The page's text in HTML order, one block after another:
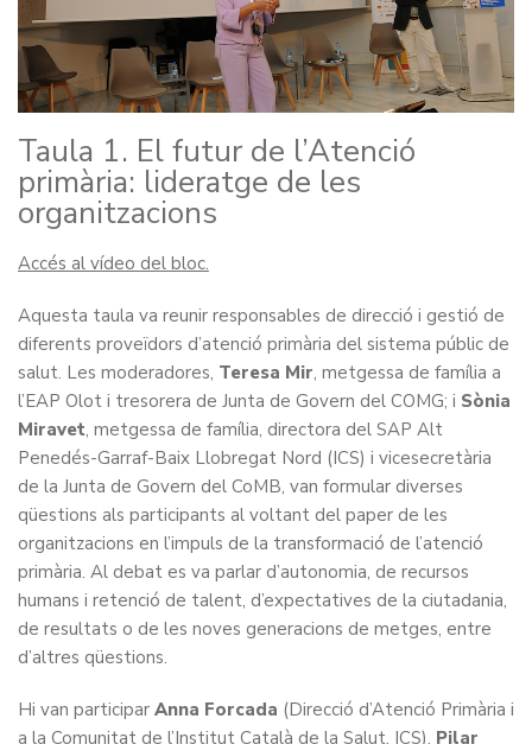
Taula 1. El futur de l’Atenció
primària: lideratge de les
organitzacions
Accés al vídeo del bloc.
Aquesta taula va reunir responsables de direcció i gestió de
diferents proveïdors d’atenció primària del sistema públic de
salut. Les moderadores, Teresa Mir, metgessa de família a
l’EAP Olot i tresorera de Junta de Govern del COMG; i Sònia
Miravet, metgessa de família, directora del SAP Alt
Penedés-Garraf-Baix Llobregat Nord (ICS) i vicesecretària
de la Junta de Govern del CoMB, van formular diverses
qüestions als participants al voltant del paper de les
organitzacions en l’impuls de la transformació de l’atenció
primària. Al debat es va parlar d’autonomia, de recursos
humans i retenció de talent, d’expectatives de la ciutadania,
de resultats o de les noves generacions de metges, entre
d’altres qüestions.
Hi van participar Anna Forcada (Direcció d’Atenció Primària i
a la Comunitat de l’Institut Català de la Salut, ICS), Pilar